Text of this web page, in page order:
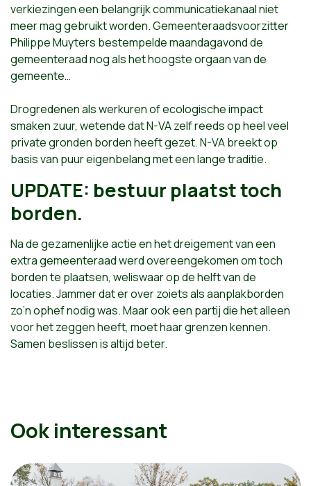
verkiezingen een belangrijk communicatiekanaal niet
meer mag gebruikt worden. Gemeenteraadsvoorzitter
Philippe Muyters bestempelde maandagavond de
gemeenteraad nog als het hoogste orgaan van de
gemeente…
Drogredenen als werkuren of ecologische impact
smaken zuur, wetende dat N-VA zelf reeds op heel veel
private gronden borden heeft gezet. N-VA breekt op
basis van puur eigenbelang met een lange traditie.
UPDATE: bestuur plaatst toch
borden.
Na de gezamenlijke actie en het dreigement van een
extra gemeenteraad werd overeengekomen om toch
borden te plaatsen, weliswaar op de helft van de
locaties. Jammer dat er over zoiets als aanplakborden
zo’n ophef nodig was. Maar ook een partij die het alleen
voor het zeggen heeft, moet haar grenzen kennen.
Samen beslissen is altijd beter.
Ook interessant